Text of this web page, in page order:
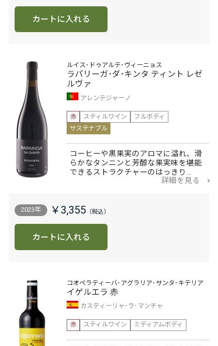
カートに入れる
ルイス･ドゥアルテ･ヴィーニョス
ラパリーガ･ダ･キンタ ティント レゼ
ルヴァ
アレンテジャーノ
赤
スティルワイン
フルボディ
サステナブル
コーヒーや黒果実のアロマに溢れ、滑
らかなタンニンと芳醇な果実味を堪能
できるストラクチャーのはっきり…
詳細を見る
2023年 ￥3,355
カートに入れる
コオペラティーバ･アグラリア･サンタ･キテリア
イゲルエラ 赤
カスティーリャ･ラ･マンチャ
赤
スティルワイン ミディアムボディ